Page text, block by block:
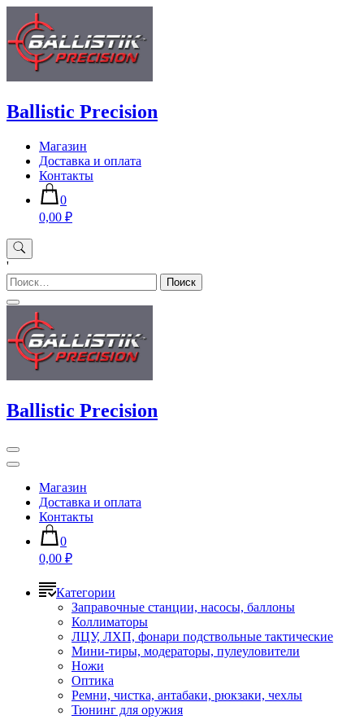
content
Ballistic Precision
Магазин
Доставка и оплата
Контакты
0
0,00 ₽
'
Найти:
Ballistic Precision
Магазин
Доставка и оплата
Контакты
0
0,00 ₽
Категории
Заправочные станции, насосы, баллоны
Коллиматоры
ЛЦУ, ЛХП, фонари подствольные тактические
Мини-тиры, модераторы, пулеуловители
Ножи
Оптика
Ремни, чистка, антабаки, рюкзаки, чехлы
Тюнинг для оружия